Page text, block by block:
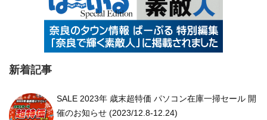
新着記事
SALE 2023年 歳末超特価 パソコン在庫一掃セール 開
催のお知らせ (2023/12.8-12.24)